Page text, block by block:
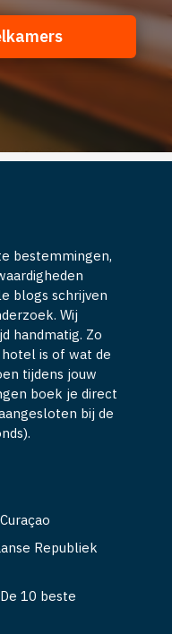
bestemmingen,
blogs schrijven
Wij
handmatig. Zo
is of wat de
tijdens jouw
boek je direct
bij de
Republiek
10 beste